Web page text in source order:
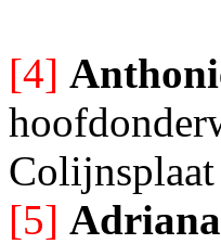
[4]
[5]